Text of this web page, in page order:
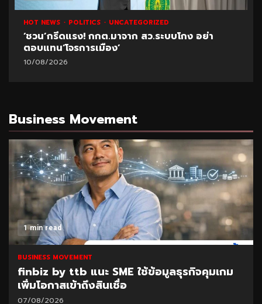
HOT NEWS POLITICS UNCATEGORIZED
‘ชวน’กรีดแรง! กกต.มาจาก สว.ระบบโกง อย่า
ตอบแทน‘โจรการเมือง’
10/08/2026
Business Movement
1 min read
BUSINESS MOVEMENT
finbiz by ttb แนะ SME ใช้ข้อมูลธุรกิจคุมเกม
เพิ่มโอกาสเข้าถึงสินเชื่อ
07/08/2026